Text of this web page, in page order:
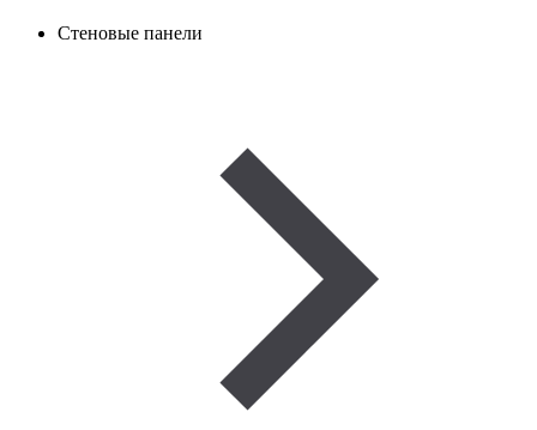
Стеновые панели